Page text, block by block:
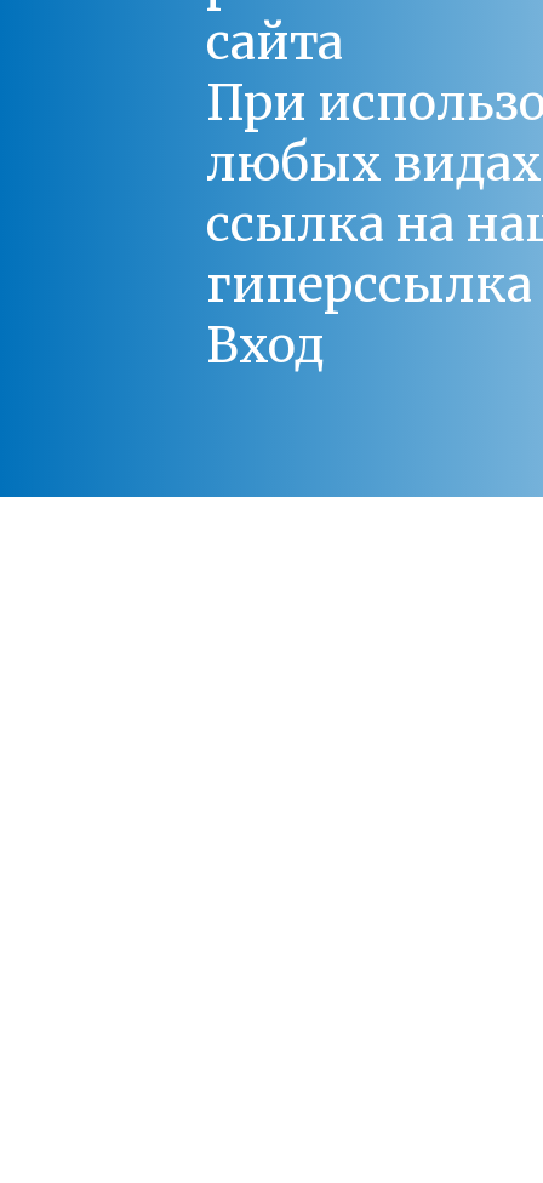
сайта
При
любых
ссылка на
Вход